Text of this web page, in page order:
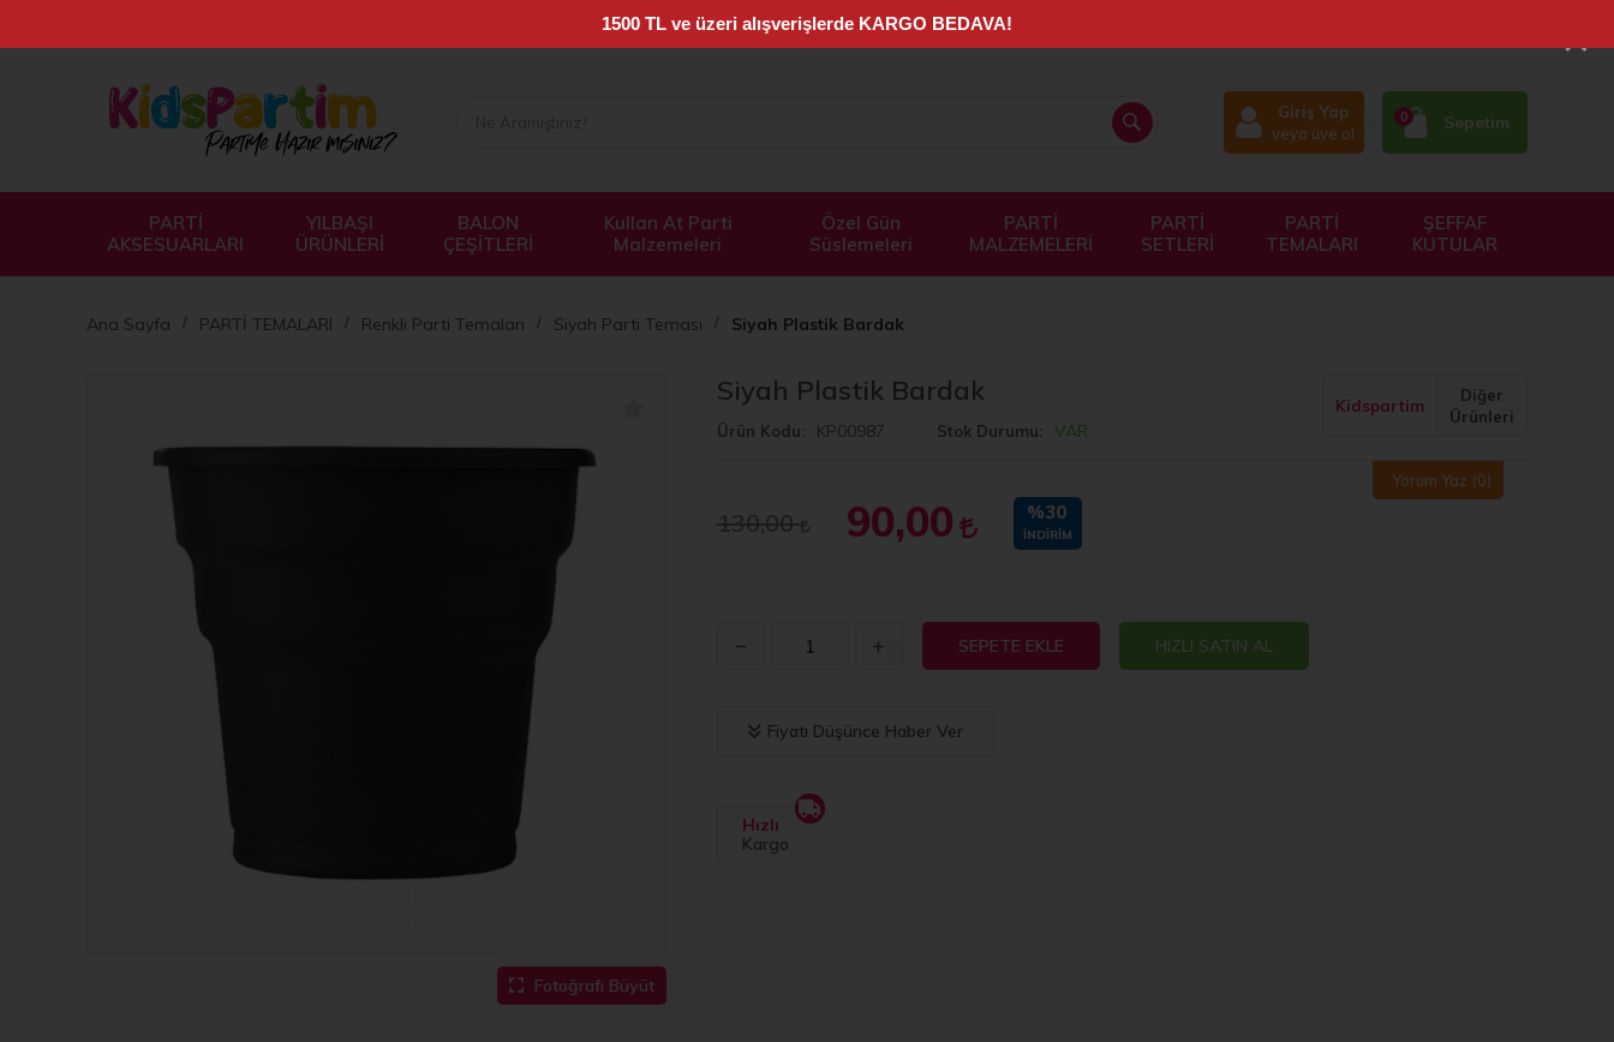
Giriş Yap
veya üye ol
0 Sepetim
PARTİ
AKSESUARLARI
YILBAŞI
ÜRÜNLERİ
BALON
ÇEŞİTLERİ
Kullan At Parti
Malzemeleri
Özel Gün
Süslemeleri
PARTİ
MALZEMELERİ
PARTİ
SETLERİ
PARTİ
TEMALARI
ŞEFFAF
KUTULAR
Ana Sayfa PARTİ TEMALARI Renkli Parti Temaları Siyah Parti Teması Siyah Plastik Bardak
Fotoğrafı Büyüt
Siyah Plastik Bardak Kidspartim
Diğer
Ürünleri
Ürün Kodu KP00987 Stok Durumu VAR
Yorum Yaz (0)
130,00 90,00 %30
İNDIRIM
SEPETE EKLE HIZLI SATIN AL
Fiyatı Düşünce Haber Ver
Hızlı
Kargo
×